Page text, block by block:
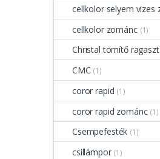
cellkolor selyem vizes
cellkolor zománc (1)
Christal tömítő
CMC (1)
coror rapid (1)
coror rapid zománc (1)
Csempefesték (1)
csillámpor (1)